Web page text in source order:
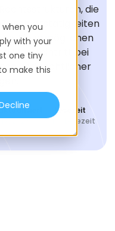
you
with your
one tiny
make this
die
Sie ermöglichen
Markteintritt bei
und rechtlicher
2026
Lesezeit
3Min. Lesezeit